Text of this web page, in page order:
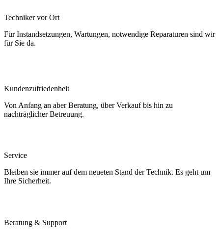
Techniker vor Ort
Für Instandsetzungen, Wartungen, notwendige Reparaturen sind wir
für Sie da.
Kundenzufriedenheit
Von Anfang an aber Beratung, über Verkauf bis hin zu
nachträglicher Betreuung.
Service
Bleiben sie immer auf dem neueten Stand der Technik. Es geht um
Ihre Sicherheit.
Beratung & Support